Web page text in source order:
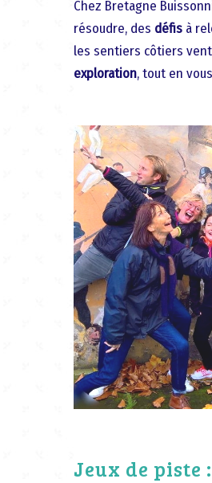
Chez Bretagne
résoudre, des défis à
les sentiers côtiers
exploration, tout en
Jeux de